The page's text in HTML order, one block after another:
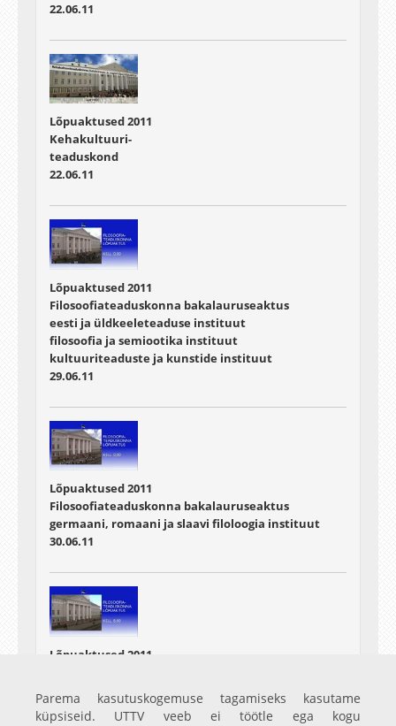
22.06.11
Lõpuaktused 2011
Kehakultuuri-
teaduskond
22.06.11
Lõpuaktused 2011
Filosoofiateaduskonna bakalauruseaktus
eesti ja üldkeeleteaduse instituut
filosoofia ja semiootika instituut
kultuuriteaduste ja kunstide instituut
29.06.11
Lõpuaktused 2011
Filosoofiateaduskonna bakalauruseaktus
germaani, romaani ja slaavi filoloogia instituut
30.06.11
Lõpuaktused 2011
30.06.11
Parema kasutuskogemuse tagamiseks kasutame
küpsiseid. UTTV veeb ei töötle ega kogu